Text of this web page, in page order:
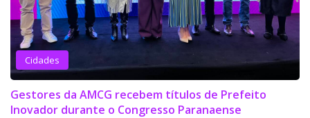
Cidades
Gestores da AMCG recebem títulos de Prefeito
Inovador durante o Congresso Paranaense